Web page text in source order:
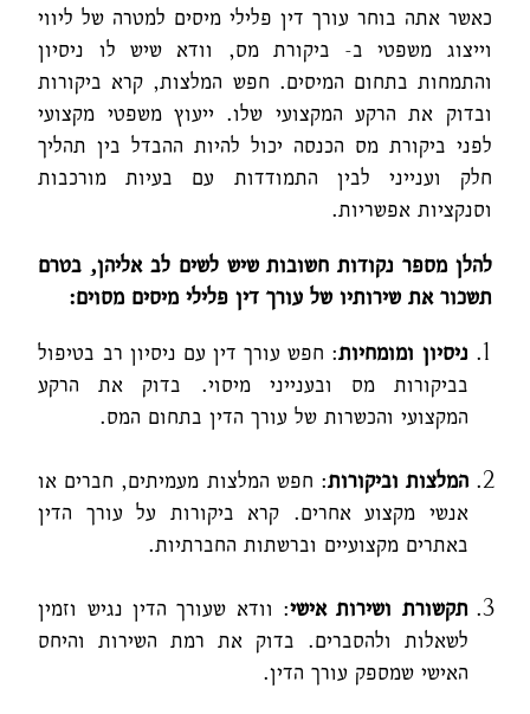
כאשר אתה בוחר עורך דין פלילי מיסים למטרה של ליווי
וייצוג משפטי ב- ביקורת מס, וודא שיש לו ניסיון
והתמחות בתחום המיסים. חפש המלצות, קרא ביקורות
ובדוק את הרקע המקצועי שלו. ייעוץ משפטי מקצועי
לפני ביקורת מס הכנסה יכול להיות ההבדל בין תהליך
חלק וענייני לבין התמודדות עם בעיות מורכבות
וסנקציות אפשריות.
להלן מספר נקודות חשובות שיש לשים לב אליהן, בטרם
תשכור את שירותיו של עורך דין פלילי מיסים מסוים:
ניסיון ומומחיות: חפש עורך דין עם ניסיון רב בטיפול
בביקורות מס ובענייני מיסוי. בדוק את הרקע
המקצועי והכשרות של עורך הדין בתחום המס.
המלצות וביקורות: חפש המלצות מעמיתים, חברים או
אנשי מקצוע אחרים. קרא ביקורות על עורך הדין
באתרים מקצועיים וברשתות החברתיות.
תקשורת ושירות אישי: וודא שעורך הדין נגיש וזמין
לשאלות ולהסברים. בדוק את רמת השירות והיחס
האישי שמספק עורך הדין.